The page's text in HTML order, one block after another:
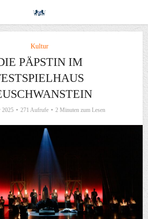
Kultur
PÄPSTIN IM
2025 271 Aufrufe 2 Minuten zum Lesen